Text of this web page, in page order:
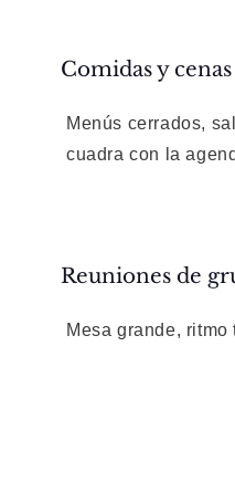
Comidas y
Menús cerrados,
cuadra con la
Reuniones de
Mesa grande,